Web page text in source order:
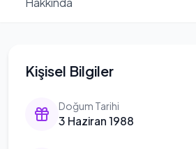
Kişisel Bilgiler
Doğum Tarihi
3 Haziran 1988